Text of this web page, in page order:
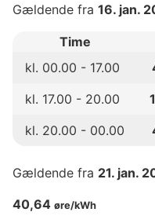
Gældende fra 16. jan.
Time
kl. 00.00 - 17.00
kl. 17.00 - 20.00
kl. 20.00 - 00.00
Gældende fra 21. jan.
40,64 øre/kWh